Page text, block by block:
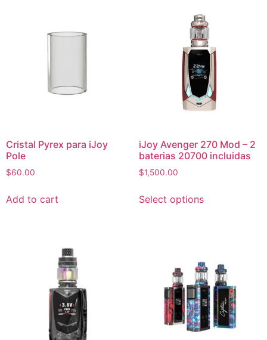
Cristal Pyrex para iJoy
Pole
$60.00
Add to cart
iJoy Avenger 270 Mod – 2
baterias 20700 incluidas
$1,500.00
Select options